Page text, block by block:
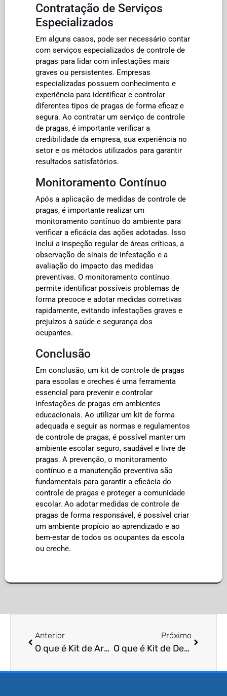
Contratação de Serviços
Especializados
Em alguns casos, pode ser necessário contar
com serviços especializados de controle de
pragas para lidar com infestações mais
graves ou persistentes. Empresas
especializadas possuem conhecimento e
experiência para identificar e controlar
diferentes tipos de pragas de forma eficaz e
segura. Ao contratar um serviço de controle
de pragas, é importante verificar a
credibilidade da empresa, sua experiência no
setor e os métodos utilizados para garantir
resultados satisfatórios.
Monitoramento Contínuo
Após a aplicação de medidas de controle de
pragas, é importante realizar um
monitoramento contínuo do ambiente para
verificar a eficácia das ações adotadas. Isso
inclui a inspeção regular de áreas críticas, a
observação de sinais de infestação e a
avaliação do impacto das medidas
preventivas. O monitoramento contínuo
permite identificar possíveis problemas de
forma precoce e adotar medidas corretivas
rapidamente, evitando infestações graves e
prejuízos à saúde e segurança dos
ocupantes.
Conclusão
Em conclusão, um kit de controle de pragas
para escolas e creches é uma ferramenta
essencial para prevenir e controlar
infestações de pragas em ambientes
educacionais. Ao utilizar um kit de forma
adequada e seguir as normas e regulamentos
de controle de pragas, é possível manter um
ambiente escolar seguro, saudável e livre de
pragas. A prevenção, o monitoramento
contínuo e a manutenção preventiva são
fundamentais para garantir a eficácia do
controle de pragas e proteger a comunidade
escolar. Ao adotar medidas de controle de
pragas de forma responsável, é possível criar
um ambiente propício ao aprendizado e ao
bem-estar de todos os ocupantes da escola
ou creche.
Anterior
O que é Kit de Armadilhas para Captura de Baratas e Formigas em Cozinhas?
Próximo
O que é Kit de Dedetização para Eliminação de Formigas Cortadeiras?